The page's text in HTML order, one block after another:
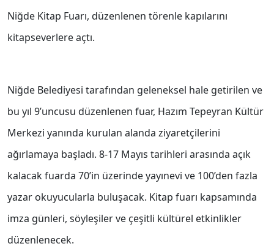
Niğde Kitap Fuarı, düzenlenen törenle kapılarını
kitapseverlere açtı.
Niğde Belediyesi tarafından geleneksel hale getirilen ve
bu yıl 9’uncusu düzenlenen fuar, Hazım Tepeyran Kültür
Merkezi yanında kurulan alanda ziyaretçilerini
ağırlamaya başladı. 8-17 Mayıs tarihleri arasında açık
kalacak fuarda 70’in üzerinde yayınevi ve 100’den fazla
yazar okuyucularla buluşacak. Kitap fuarı kapsamında
imza günleri, söyleşiler ve çeşitli kültürel etkinlikler
düzenlenecek.